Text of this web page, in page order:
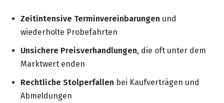
Zeitintensive Terminvereinbarungen und
wiederholte Probefahrten
Unsichere Preisverhandlungen, die oft unter dem
Marktwert enden
Rechtliche Stolperfallen bei Kaufverträgen und
Abmeldungen